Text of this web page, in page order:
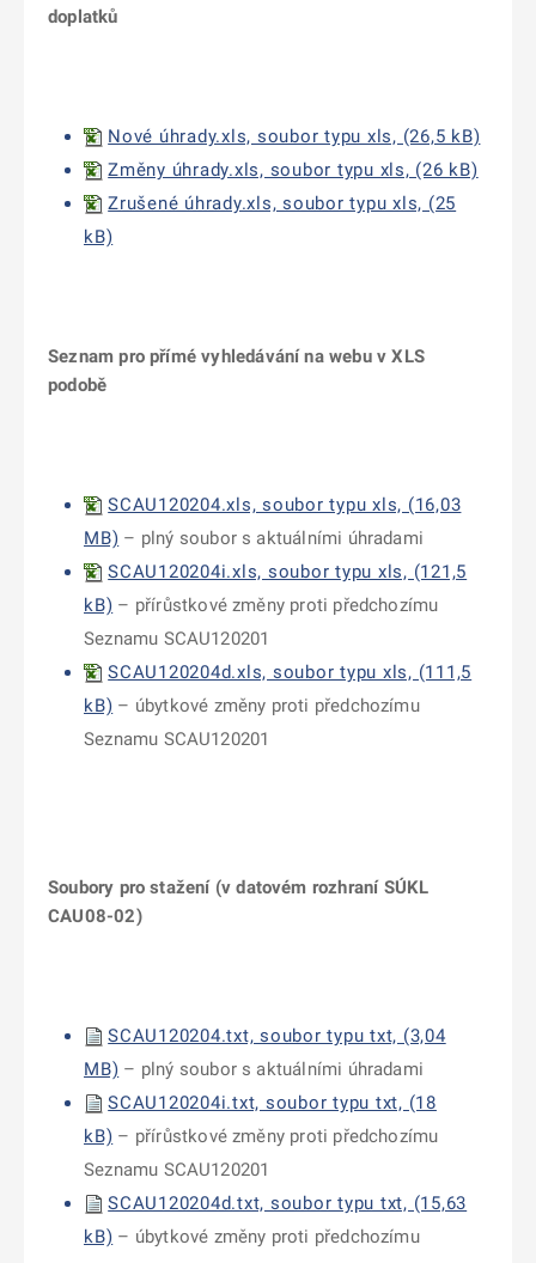
doplatků
Nové úhrady.xls, soubor typu xls, (26,5 kB)
Změny úhrady.xls, soubor typu xls, (26 kB)
Zrušené úhrady.xls, soubor typu xls, (25
kB)
Seznam pro přímé vyhledávání na webu v XLS
podobě
SCAU120204.xls, soubor typu xls, (16,03
MB) – plný soubor s aktuálními úhradami
SCAU120204i.xls, soubor typu xls, (121,5
kB) – přírůstkové změny proti předchozímu
Seznamu SCAU120201
SCAU120204d.xls, soubor typu xls, (111,5
kB) – úbytkové změny proti předchozímu
Seznamu SCAU120201
Soubory pro stažení (v datovém rozhraní SÚKL
CAU08-02)
SCAU120204.txt, soubor typu txt, (3,04
MB) – plný soubor s aktuálními úhradami
SCAU120204i.txt, soubor typu txt, (18
kB) – přírůstkové změny proti předchozímu
Seznamu SCAU120201
SCAU120204d.txt, soubor typu txt, (15,63
kB) – úbytkové změny proti předchozímu